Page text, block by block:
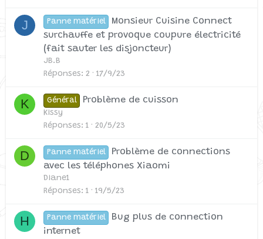
J Panne matériel
Monsieur Cuisine Connect
surchauffe et provoque coupure électricité
(fait sauter les disjoncteur)
JB.B
Réponses
2 17/9/23
K Général Problème de cuisson
Kissy
Réponses
1 20/5/23
D Panne matériel
Problème de connections
avec les téléphones Xiaomi
Diane1
Réponses
1 19/5/23
H Panne matériel
Bug plus de connection
internet